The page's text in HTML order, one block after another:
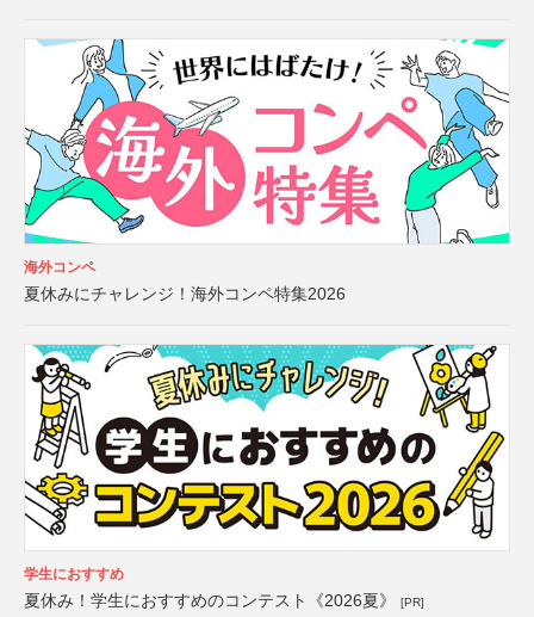
海外コンペ
夏休みにチャレンジ！海外コンペ特集2026
学生におすすめ
夏休み！学生におすすめのコンテスト《2026夏》 [PR]